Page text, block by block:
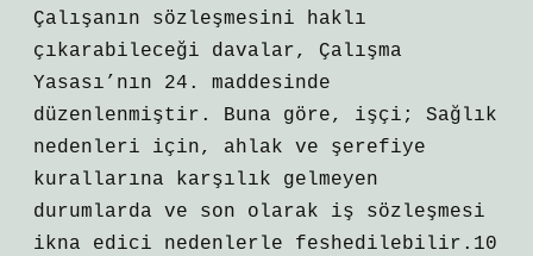
Çalışanın sözleşmesini haklı
çıkarabileceği davalar, Çalışma
Yasası’nın 24. maddesinde
düzenlenmiştir. Buna göre, işçi; Sağlık
nedenleri için, ahlak ve şerefiye
kurallarına karşılık gelmeyen
durumlarda ve son olarak iş sözleşmesi
ikna edici nedenlerle feshedilebilir.10